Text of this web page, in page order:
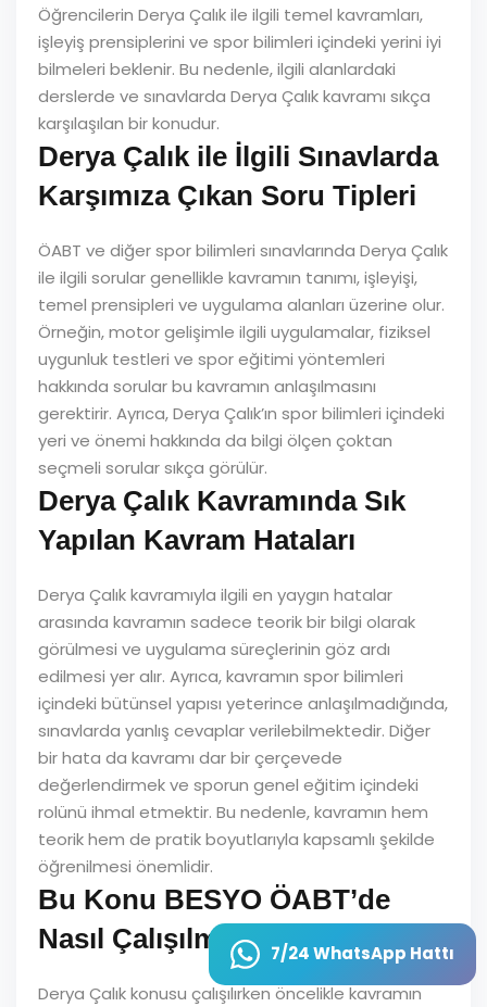
7/24 WhatsApp Hattı
Öğrencilerin Derya Çalık ile ilgili temel kavramları,
işleyiş prensiplerini ve spor bilimleri içindeki yerini iyi
bilmeleri beklenir. Bu nedenle, ilgili alanlardaki
derslerde ve sınavlarda Derya Çalık kavramı sıkça
karşılaşılan bir konudur.
Derya Çalık ile İlgili Sınavlarda
Karşımıza Çıkan Soru Tipleri
ÖABT ve diğer spor bilimleri sınavlarında Derya Çalık
ile ilgili sorular genellikle kavramın tanımı, işleyişi,
temel prensipleri ve uygulama alanları üzerine olur.
Örneğin, motor gelişimle ilgili uygulamalar, fiziksel
uygunluk testleri ve spor eğitimi yöntemleri
hakkında sorular bu kavramın anlaşılmasını
gerektirir. Ayrıca, Derya Çalık’ın spor bilimleri içindeki
yeri ve önemi hakkında da bilgi ölçen çoktan
seçmeli sorular sıkça görülür.
Derya Çalık Kavramında Sık
Yapılan Kavram Hataları
Derya Çalık kavramıyla ilgili en yaygın hatalar
arasında kavramın sadece teorik bir bilgi olarak
görülmesi ve uygulama süreçlerinin göz ardı
edilmesi yer alır. Ayrıca, kavramın spor bilimleri
içindeki bütünsel yapısı yeterince anlaşılmadığında,
sınavlarda yanlış cevaplar verilebilmektedir. Diğer
bir hata da kavramı dar bir çerçevede
değerlendirmek ve sporun genel eğitim içindeki
rolünü ihmal etmektir. Bu nedenle, kavramın hem
teorik hem de pratik boyutlarıyla kapsamlı şekilde
öğrenilmesi önemlidir.
Bu Konu BESYO ÖABT’de
Nasıl Çalışılmalı?
Derya Çalık konusu çalışılırken öncelikle kavramın